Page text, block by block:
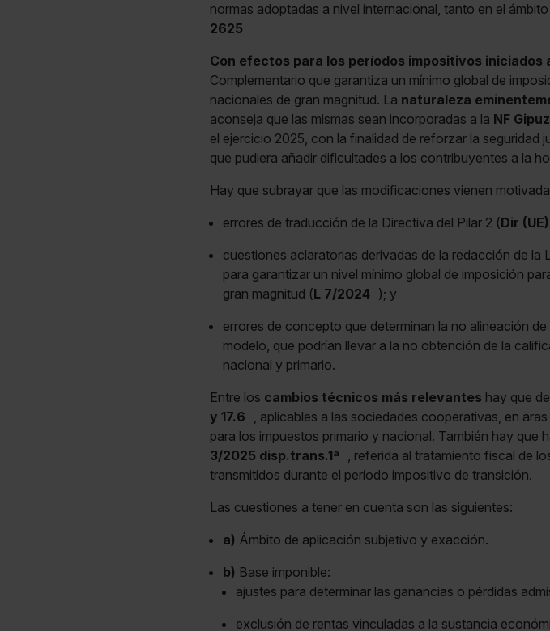
normas adoptadas a nivel internacional, tanto en el
2625
Con efectos para los períodos impositivos iniciados
Complementario que garantiza un mínimo global de
nacionales de gran magnitud. La naturaleza
aconseja que las mismas sean incorporadas a la NF
el ejercicio 2025, con la finalidad de reforzar la
que pudiera añadir dificultades a los contribuyentes a la
Hay que subrayar que las modificaciones vienen
errores de traducción de la Directiva del Pilar 2 (Dir
cuestiones aclaratorias derivadas de la redacción de
para garantizar un nivel mínimo global de imposición
gran magnitud (L 7/2024 ); y
errores de concepto que determinan la no alineación
modelo, que podrían llevar a la no obtención de la
nacional y primario.
Entre los cambios técnicos más relevantes hay que
y 17.6 , aplicables a las sociedades cooperativas, en
para los impuestos primario y nacional. También hay que
3/2025 disp.trans.1ª , referida al tratamiento fiscal de
transmitidos durante el período impositivo de transición.
Las cuestiones a tener en cuenta son las siguientes:
a) Ámbito de aplicación subjetivo y exacción.
b) Base imponible:
ajustes para determinar las ganancias o pérdidas
exclusión de rentas vinculadas a la sustancia